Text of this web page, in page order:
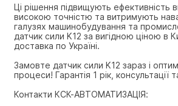
Ці рішення підвищують ефективність
високою точністю та витримують
галузях машинобудування та
датчик сили K12 за вигідною ціною в
доставка по Україні.
Замовте датчик сили K12 зараз і
процеси! Гарантія 1 рік, консультації
Контакти КСК-АВТОМАТИЗАЦІЯ: